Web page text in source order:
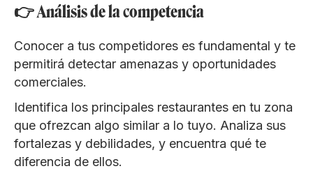
👉 Análisis de la competencia
Conocer a tus competidores es fundamental y te
permitirá detectar amenazas y oportunidades
comerciales.
Identifica los principales restaurantes en tu zona
que ofrezcan algo similar a lo tuyo. Analiza sus
fortalezas y debilidades, y encuentra qué te
diferencia de ellos.